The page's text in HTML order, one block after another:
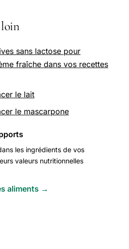
sans lactose pour
fraîche dans vos recettes
le lait
le mascarpone
les ingrédients de vos
valeurs nutritionnelles
aliments →